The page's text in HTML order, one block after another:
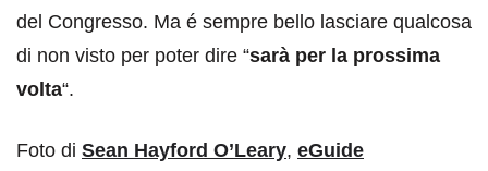
del Congresso. Ma é sempre bello lasciare qualcosa
di non visto per poter dire “sarà per la prossima
volta“.
Foto di Sean Hayford O’Leary, eGuide